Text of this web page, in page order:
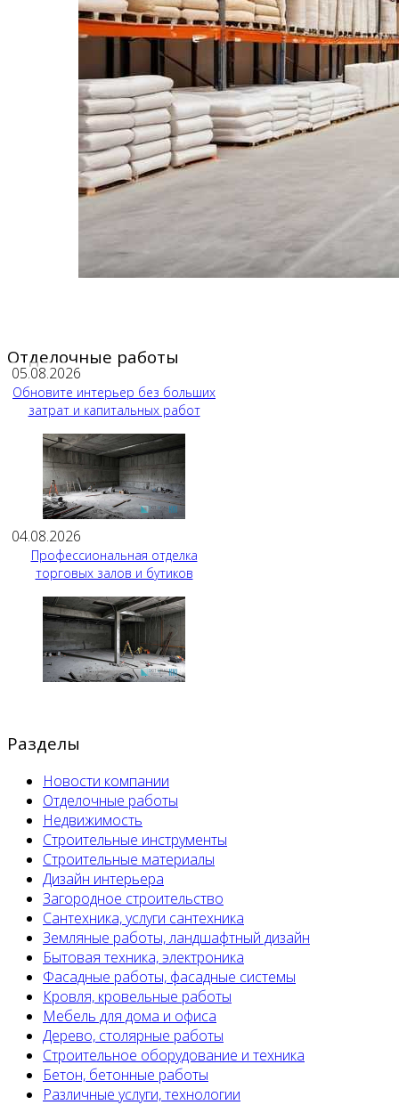
Отделочные работы
05.08.2026
Обновите интерьер без больших
затрат и капитальных работ
04.08.2026
Профессиональная отделка
торговых залов и бутиков
Разделы
Новости компании
Отделочные работы
Недвижимость
Строительные инструменты
Строительные материалы
Дизайн интерьера
Загородное строительство
Сантехника, услуги сантехника
Земляные работы, ландшафтный дизайн
Бытовая техника, электроника
Фасадные работы, фасадные системы
Кровля, кровельные работы
Мебель для дома и офиса
Дерево, столярные работы
Строительное оборудование и техника
Бетон, бетонные работы
Различные услуги, технологии